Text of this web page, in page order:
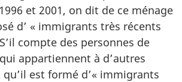
et 2001, on dit de ce ménage
d’ « immigrants très récents
compte des personnes de
appartiennent à d’autres
est formé d’« immigrants